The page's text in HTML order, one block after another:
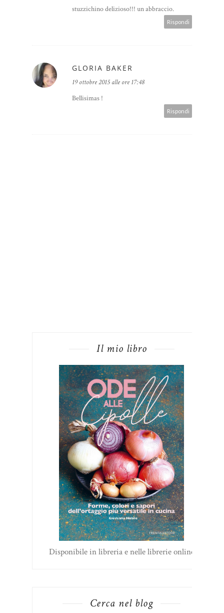
stuzzichino delizioso!!! un abbraccio.
Rispondi
GLORIA BAKER
19 ottobre 2015 alle ore 17:48
Bellisimas !
Rispondi
Il mio libro
Disponibile in libreria e nelle librerie online
Cerca nel blog